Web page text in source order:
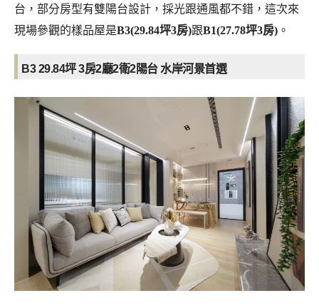
台，部分房型有雙陽台設計，採光跟通風都不錯，這次來
現場參觀的樣品屋是B3(29.84坪3房)跟B1(27.78坪3房) 。
B3 29.84坪3房2廳2衛2陽台 水岸河景首選